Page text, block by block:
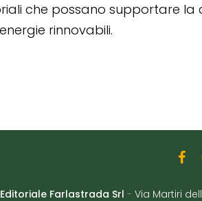
che possano supportare la
rinnovabili.
Editoriale Farlastrada Srl - Via Martiri